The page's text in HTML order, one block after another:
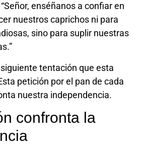
enséñanos a confiar en
nuestros caprichos ni para
sino para suplir nuestras
tentación que esta
petición por el pan de cada
nuestra independencia.
confronta la